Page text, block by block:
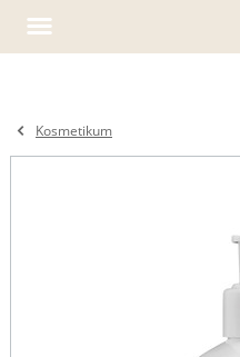
Kosmetikum